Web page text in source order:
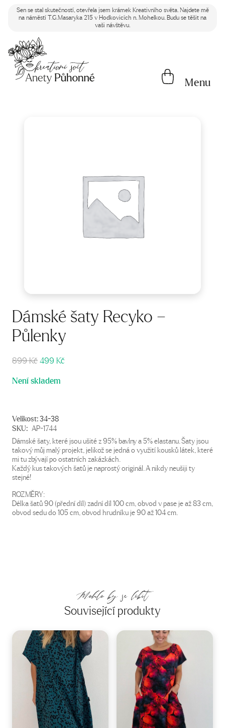
Sen se stal skutečností, otevřela jsem krámek Kreativního světa. Najdete mě
na náměstí T.G.Masaryka 215 v Hodkovicích n. Mohelkou. Budu se těšit na
vaši návštěvu.
Menu
Dámské šaty Recyko –
Půlenky
899KčPůvodní
byla:
499 Kč
Není skladem
Velikost:34-38
SKU: AP-1744
Dámské šaty, které jsou ušité z 95% bavlny a 5% elastanu. Šaty jsou
takový můj malý projekt, jelikož se jedná o využití kousků látek, které
mi tu zbývají po ostatních zakázkách.
Každý kus takových šatů je naprostý originál. A nikdy neušiji ty
stejné!
ROZMĚRY:
Délka šatů 90 (přední díl) zadní díl 100 cm, obvod v pase je až 83 cm,
obvod sedu do 105 cm, obvod hrudníku je 90 až 104 cm.
Mohlo by se líbit
Související produkty